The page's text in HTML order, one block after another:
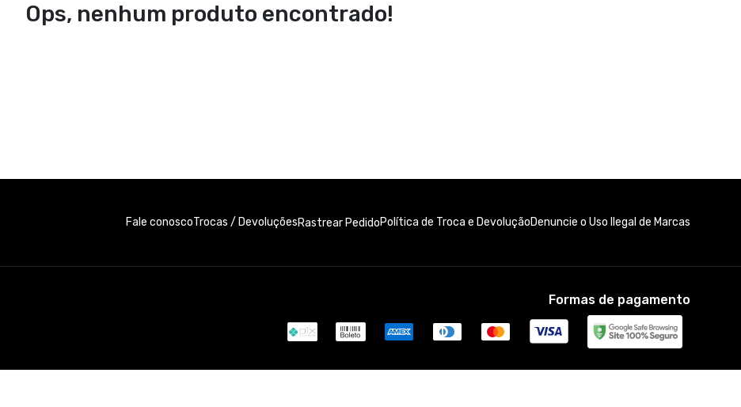
Ops, nenhum produto encontrado!
Fale conoscoTrocas / DevoluçõesRastrear PedidoPolítica de Troca e DevoluçãoDenuncie o Uso Ilegal de Marcas
Formas de pagamento